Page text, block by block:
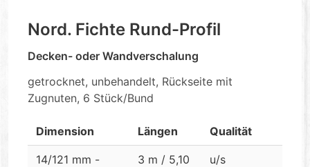
Nord. Fichte Rund-Profil
Decken- oder Wandverschalung
getrocknet, unbehandelt, Rückseite mit
Zugnuten, 6 Stück/Bund
Dimension Längen Qualität
14/121 mm -
3 m / 5,10
u/s